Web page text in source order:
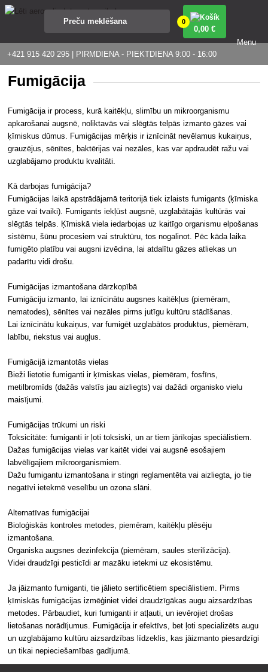
+421 915 420 295 | PIRMDIENA - PIEKTDIENA 9:00 - 16:00
0
0,00 €
Menu
Fumigācija
Fumigācija ir process, kurā kaitēkļu, slimību un mikroorganismu
apkarošanai augsnē, noliktavās vai slēgtās telpās izmanto gāzes vai
ķīmiskus dūmus. Fumigācijas mērķis ir iznīcināt nevēlamus kukaiņus,
grauzējus, sēnītes, baktērijas vai nezāles, kas var apdraudēt ražu vai
uzglabājamo produktu kvalitāti.
Kā darbojas fumigācija?
Fumigācijas laikā apstrādājamā teritorijā tiek izlaists fumigants (ķīmiska
gāze vai tvaiki). Fumigants iekļūst augsnē, uzglabātajās kultūrās vai
slēgtās telpās. Ķīmiskā viela iedarbojas uz kaitīgo organismu elpošanas
sistēmu, šūnu procesiem vai struktūru, tos nogalinot. Pēc kāda laika
fumigēto platību vai augsni izvēdina, lai atdalītu gāzes atliekas un
padarītu vidi drošu.
Fumigācijas izmantošana dārzkopībā
Fumigāciju izmanto, lai iznīcinātu augsnes kaitēkļus (piemēram,
nematodes), sēnītes vai nezāles pirms jutīgu kultūru stādīšanas.
Lai iznīcinātu kukaiņus, var fumigēt uzglabātos produktus, piemēram,
labību, riekstus vai augļus.
Fumigācijā izmantotās vielas
Bieži lietotie fumiganti ir ķīmiskas vielas, piemēram, fosfīns,
metilbromīds (dažās valstīs jau aizliegts) vai dažādi organisko vielu
maisījumi.
Fumigācijas trūkumi un riski
Toksicitāte: fumiganti ir ļoti toksiski, un ar tiem jārīkojas speciālistiem.
Dažas fumigācijas vielas var kaitēt videi vai augsnē esošajiem
labvēlīgajiem mikroorganismiem.
Dažu fumigantu izmantošana ir stingri reglamentēta vai aizliegta, jo tie
negatīvi ietekmē veselību un ozona slāni.
Alternatīvas fumigācijai
Bioloģiskās kontroles metodes, piemēram, kaitēkļu plēsēju
izmantošana.
Organiska augsnes dezinfekcija (piemēram, saules sterilizācija).
Videi draudzīgi pesticīdi ar mazāku ietekmi uz ekosistēmu.
Ja jāizmanto fumiganti, tie jālieto sertificētiem speciālistiem. Pirms
ķīmiskās fumigācijas izmēģiniet videi draudzīgākas augu aizsardzības
metodes. Pārbaudiet, kuri fumiganti ir atļauti, un ievērojiet drošas
lietošanas norādījumus. Fumigācija ir efektīvs, bet ļoti specializēts augu
un uzglabājamo kultūru aizsardzības līdzeklis, kas jāizmanto piesardzīgi
un tikai nepieciešamības gadījumā.